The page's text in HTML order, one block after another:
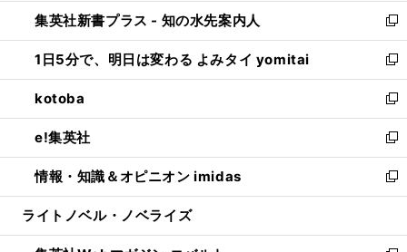
く
ド
ウ
で
開
く
ウ
ィ
ン
ド
ウ
で
開
く
し
い
ウ
ィ
ン
ド
ウ
で
開
く
集英社新書プラス - 知の水先案内人
新
し
い
ウ
ィ
ン
ド
ウ
で
開
1日5分で、明日は変わる よみタイ yomitai
新
し
い
ウ
ィ
ン
ド
ウ
開
kotoba
新
し
い
ウ
ィ
ン
ウ
e!集英社
新
し
い
ウ
ン
情報・知識＆オピニオン imidas
新
し
ウ
ライトノベル・ノベライズ